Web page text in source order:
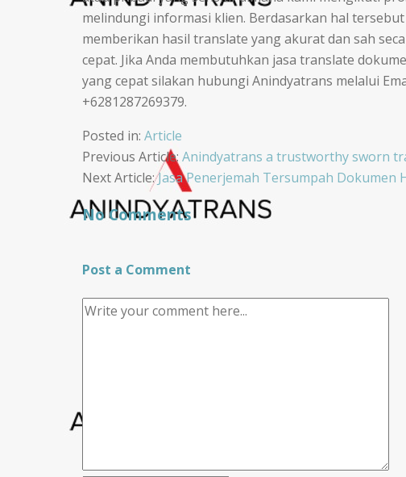
melindungi informasi klien. Berdasarkan hal
memberikan hasil translate yang akurat dan sah
cepat. Jika Anda membutuhkan jasa translate
yang cepat silakan hubungi Anindyatrans melalui
+6281287269379.
Posted in: Article
Post
navigation
Previous Article: Anindyatrans a trustworthy sworn
Next Article:Jasa Penerjemah Tersumpah Dokumen
No Comments
Post a Comment